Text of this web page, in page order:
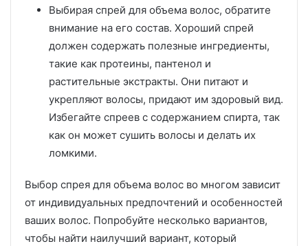
Выбирая спрей для объема волос, обратите
внимание на его состав. Хороший спрей
должен содержать полезные ингредиенты,
такие как протеины, пантенол и
растительные экстракты. Они питают и
укрепляют волосы, придают им здоровый вид.
Избегайте спреев с содержанием спирта, так
как он может сушить волосы и делать их
ломкими.
Выбор спрея для объема волос во многом зависит
от индивидуальных предпочтений и особенностей
ваших волос. Попробуйте несколько вариантов,
чтобы найти наилучший вариант, который